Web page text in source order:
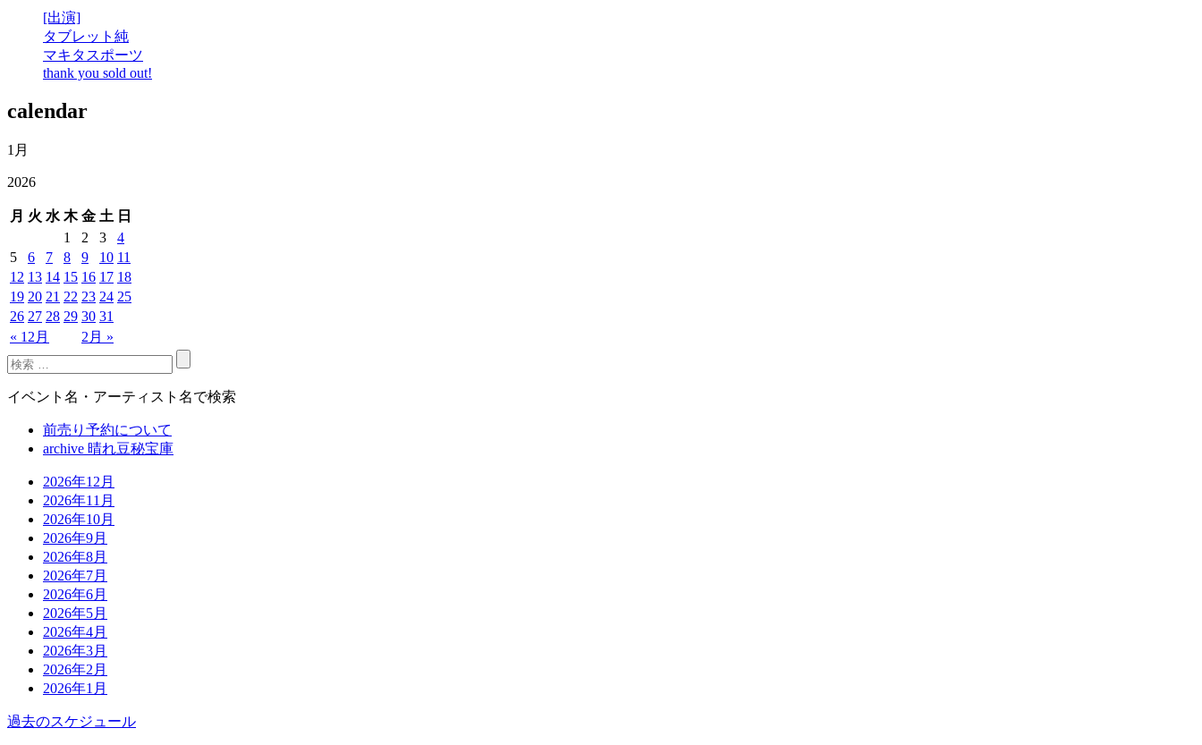
[出演]
タブレット純
マキタスポーツ
thank you sold out!
calendar
1月
2026
月 火 水 木 金 土 日
« 12月 2月 »
1 2 3
4
5
6 7 8 9 10 11
12 13 14 15 16 17 18
19 20 21 22 23 24 25
26 27 28 29 30 31
イベント名・アーティスト名で検索
前売り予約について
archive 晴れ豆秘宝庫
2026年12月
2026年11月
2026年10月
2026年9月
2026年8月
2026年7月
2026年6月
2026年5月
2026年4月
2026年3月
2026年2月
2026年1月
過去のスケジュール